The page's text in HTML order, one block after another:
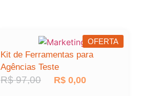
OFERTA
Kit de Ferramentas para
Agências Teste
R$97,00 R$ 0,00